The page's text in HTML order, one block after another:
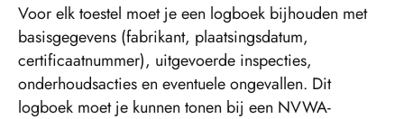
Voor elk toestel moet je een logboek bijhouden met
basisgegevens (fabrikant, plaatsingsdatum,
certificaatnummer), uitgevoerde inspecties,
onderhoudsacties en eventuele ongevallen. Dit
logboek moet je kunnen tonen bij een NVWA-